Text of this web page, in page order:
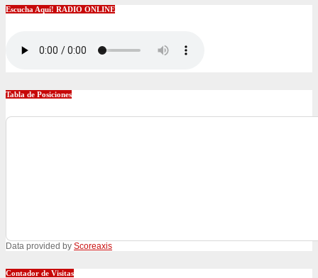
Escucha Aquí! RADIO ONLINE
Tabla de Posiciones
Data provided by Scoreaxis
Contador de Visitas